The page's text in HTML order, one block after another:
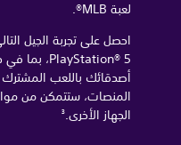
لعبة MLB®.
أصدقائك باللعب
المنصات، ستتمكن من
الجهاز الأخرى.3